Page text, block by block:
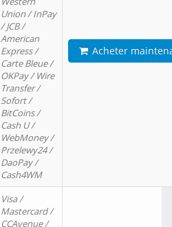
Union / InPay
/ JCB /
American
Express /
Carte Bleue /
OKPay / Wire
Transfer /
Sofort /
BitCoins /
Cash U /
WebMoney /
Przelewy24 /
DaoPay /
Cash4WM
Acheter
Visa /
Mastercard /
CCAvenue /